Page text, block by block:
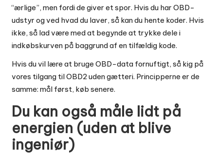
“ærlige”, men fordi de giver et spor. Hvis du har OBD-
udstyr og ved hvad du laver, så kan du hente koder. Hvis
ikke, så lad være med at begynde at trykke dele i
indkøbskurven på baggrund af en tilfældig kode.
Hvis du vil lære at bruge OBD-data fornuftigt, så kig på
vores tilgang til OBD2 uden gætteri. Principperne er de
samme: mål først, køb senere.
Du kan også måle lidt på
energien (uden at blive
ingeniør)